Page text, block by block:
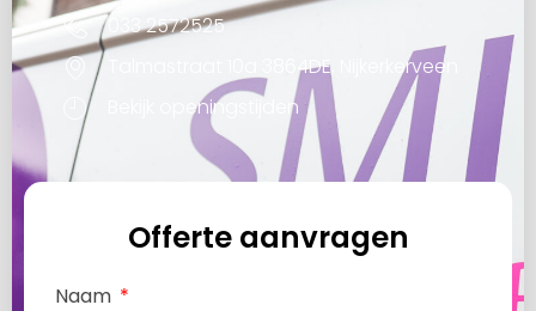
033 2572525
Talmastraat 10a 3864DE, Nijkerkerveen
Bekijk openingstijden
Offerte aanvragen
Naam